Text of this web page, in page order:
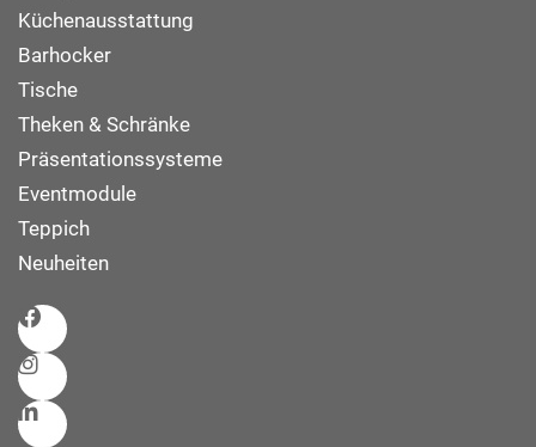
Küchenausstattung
Barhocker
Tische
Theken & Schränke
Präsentationssysteme
Eventmodule
Teppich
Neuheiten